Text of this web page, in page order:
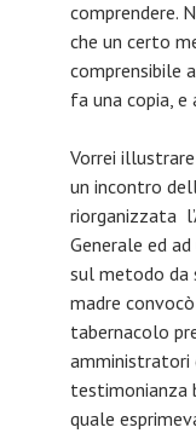
comprendere.
che un certo
comprensibile
fa una copia,
Vorrei
un incontro
riorganizzata
Generale ed
sul metodo da
madre
tabernacolo
amministratori
testimonianza
quale